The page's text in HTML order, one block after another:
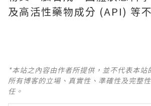
及高活性藥物成分 (API) 等
*本站之內容由作者所提供，並不代表本站
所有博客的立場、真實性、準確性及完整
任。